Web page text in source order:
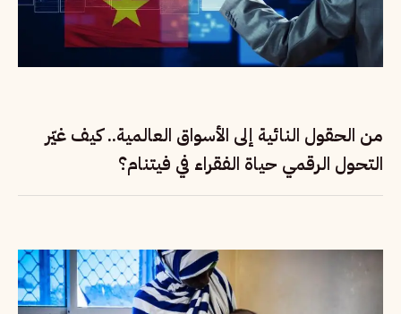
من الحقول النائية إلى الأسواق العالمية.. كيف غيّر
التحول الرقمي حياة الفقراء في فيتنام؟